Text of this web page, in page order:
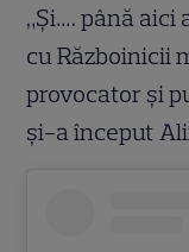
„Și…. până aici
cu Războinicii
provocator și
și-a început